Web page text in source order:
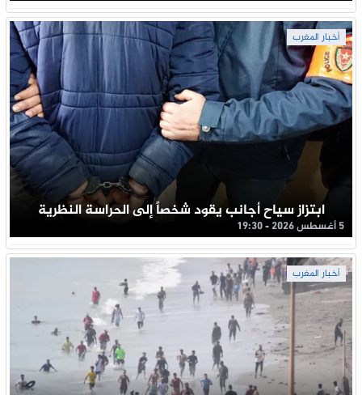
أخبار المغرب
ابتزاز سياح أجانب يقود شخصاً إلى الحراسة النظرية
5 أغسطس 2026 - 19:30
أخبار المغرب